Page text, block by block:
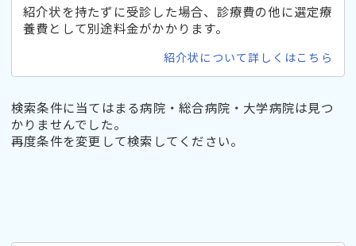
紹介状を持たずに受診した場合、診療費の他に選定療
養費として別途料金がかかります。
紹介状について詳しくはこちら
検索条件に当てはまる病院・総合病院・大学病院は見つ
かりませんでした。
再度条件を変更して検索してください。